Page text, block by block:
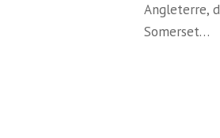
Angleterre,
Somerset…